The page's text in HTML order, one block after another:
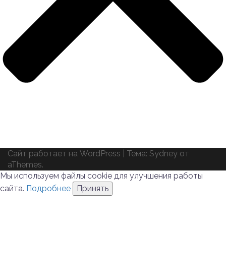
Сайт работает на WordPress Тема: Sydney от
aThemes.
Мы используем файлы cookie для улучшения работы
сайта. Подробнее Принять